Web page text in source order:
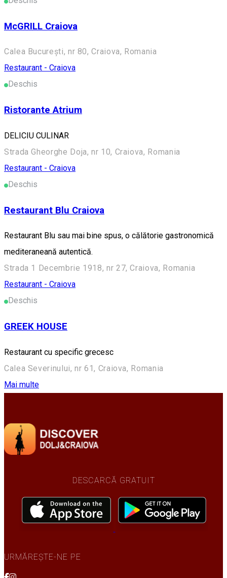
McGRILL Craiova
Calea București, nr 80, Craiova, Romania
Restaurant - Craiova
Deschis
Ristorante Atrium
DELICIU CULINAR
Strada Gheorghe Doja, nr 10, Craiova, Romania
Restaurant - Craiova
Deschis
Restaurant Blu Craiova
Restaurant Blu sau mai bine spus, o călătorie gastronomică
mediteraneană autentică.
Strada 1 Decembrie 1918, nr 27, Craiova, Romania
Restaurant - Craiova
Deschis
GREEK HOUSE
Restaurant cu specific grecesc
Calea Severinului, nr 61, Craiova, Romania
Mai multe
DESCARCĂ GRATUIT
URMĂREȘTE-NE PE